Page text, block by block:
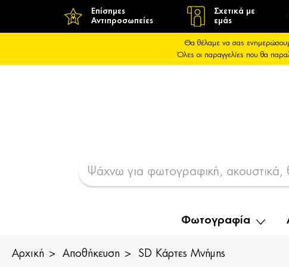
Επίσημες
Αντιπροσωπείες
Σχετικά με
εμάς
Θα θέλαμε να σας
Όλες οι παραγγελίες που θα
Φωτογραφία
Αρχική Αποθήκευση SD Κάρτες Μνήμης